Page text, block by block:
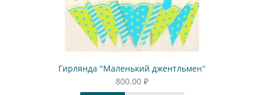
Гирлянда "Маленький джентльмен"
800.00 ₽